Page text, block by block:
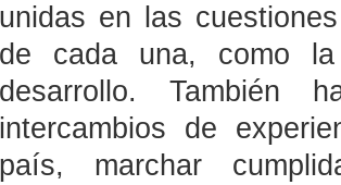
unidas en las
de cada una, como
desarrollo.
intercambios de
país, marchar